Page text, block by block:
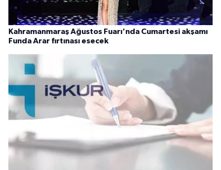
Kahramanmaraş Ağustos Fuarı'nda Cumartesi akşamı
Funda Arar fırtınası esecek